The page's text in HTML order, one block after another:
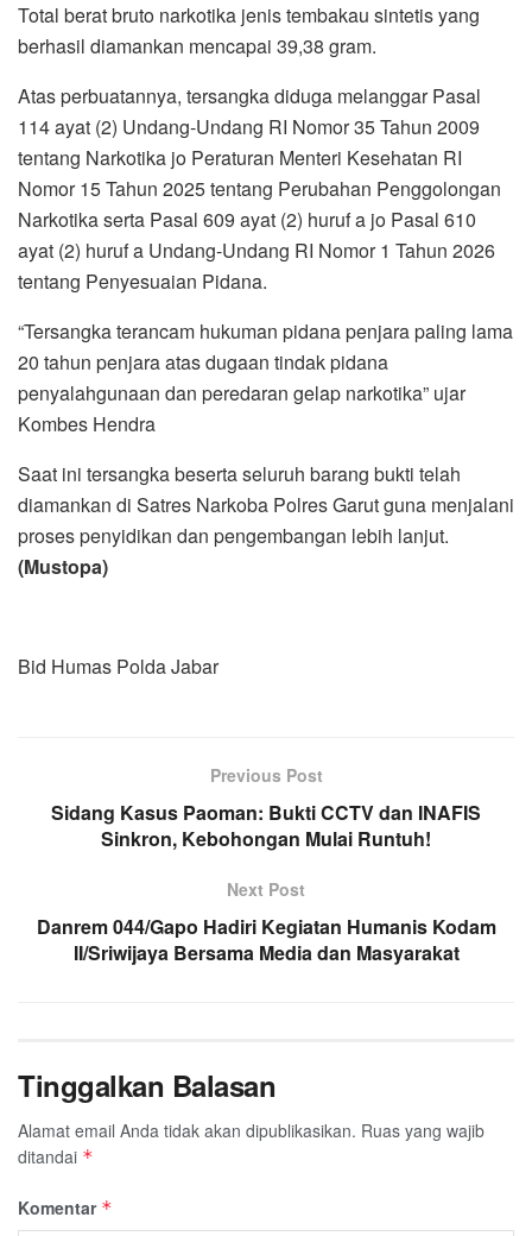
Total berat bruto narkotika jenis tembakau sintetis yang
berhasil diamankan mencapai 39,38 gram.
Atas perbuatannya, tersangka diduga melanggar Pasal
114 ayat (2) Undang-Undang RI Nomor 35 Tahun 2009
tentang Narkotika jo Peraturan Menteri Kesehatan RI
Nomor 15 Tahun 2025 tentang Perubahan Penggolongan
Narkotika serta Pasal 609 ayat (2) huruf a jo Pasal 610
ayat (2) huruf a Undang-Undang RI Nomor 1 Tahun 2026
tentang Penyesuaian Pidana.
“Tersangka terancam hukuman pidana penjara paling lama
20 tahun penjara atas dugaan tindak pidana
penyalahgunaan dan peredaran gelap narkotika” ujar
Kombes Hendra
Saat ini tersangka beserta seluruh barang bukti telah
diamankan di Satres Narkoba Polres Garut guna menjalani
proses penyidikan dan pengembangan lebih lanjut.
(Mustopa)
Bid Humas Polda Jabar
Previous Post
Sidang Kasus Paoman: Bukti CCTV dan INAFIS
Sinkron, Kebohongan Mulai Runtuh!
Next Post
Danrem 044/Gapo Hadiri Kegiatan Humanis Kodam
II/Sriwijaya Bersama Media dan Masyarakat
Tinggalkan Balasan
Alamat email Anda tidak akan dipublikasikan. Ruas yang wajib
ditandai *
Komentar *